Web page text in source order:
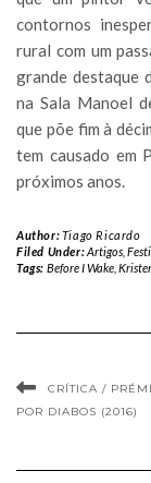
contornos
rural com um
grande destaque
na Sala Manoel
que põe fim à
tem causado em
próximos anos.
Author:Tiago Ricardo
Filed Under:Artigos,
Tags: Before I Wake,
CRÍTICA /
POR DIABOS (2016)